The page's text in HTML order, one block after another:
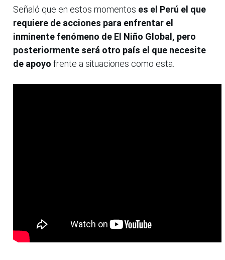
Señaló que en estos momentos es el Perú el que
requiere de acciones para enfrentar el
inminente fenómeno de El Niño Global, pero
posteriormente será otro país el que necesite
de apoyo frente a situaciones como esta.